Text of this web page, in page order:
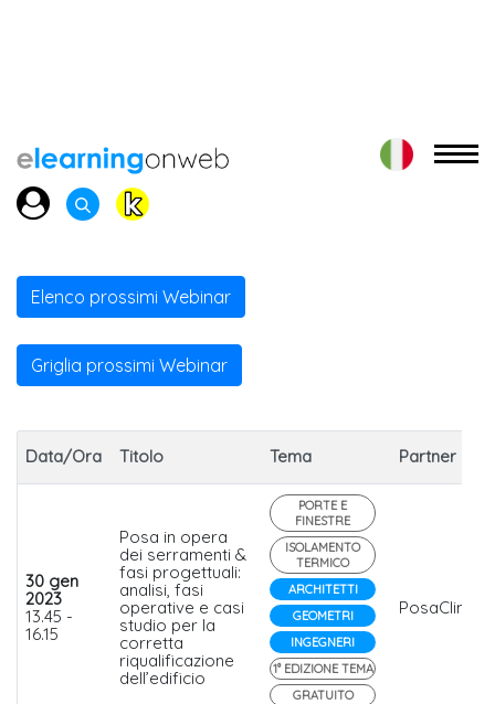
Elenco prossimi Webinar
Griglia prossimi Webinar
Data/Ora Titolo Tema Partner
30 gen
2023
13.45 -
16.15
Posa in opera
dei serramenti &
fasi progettuali:
analisi, fasi
operative e casi
studio per la
corretta
riqualificazione
dell’edificio
PORTE E
FINESTRE
ISOLAMENTO
TERMICO
ARCHITETTI
GEOMETRI
INGEGNERI
1° EDIZIONE TEMA
GRATUITO
PosaClima